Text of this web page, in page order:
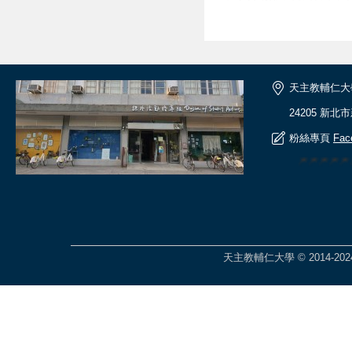
天主教輔仁
24205 新北
粉絲專頁
天主教輔仁大學 © 2014-